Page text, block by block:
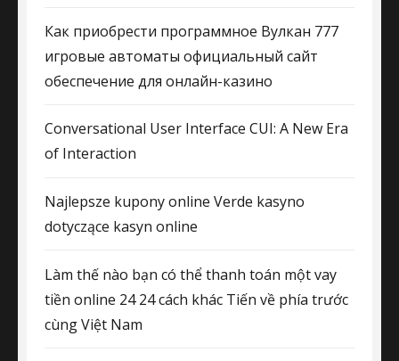
Как приобрести программное Вулкан 777
игровые автоматы официальный сайт
обеспечение для онлайн-казино
Conversational User Interface CUI: A New Era
of Interaction
Najlepsze kupony online Verde kasyno
dotyczące kasyn online
Làm thế nào bạn có thể thanh toán một vay
tiền online 24 24 cách khác Tiến về phía trước
cùng Việt Nam